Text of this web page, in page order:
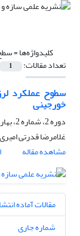
کلیدواژه‌ها =
تعداد مقالات: 1
سطوح عملکرد
خورجینی
دوره 2، شماره 2، بهار 1387، صفحه
غلامرضا قدرتی
مشاهده مقاله
مقالات آماده
شماره جاری